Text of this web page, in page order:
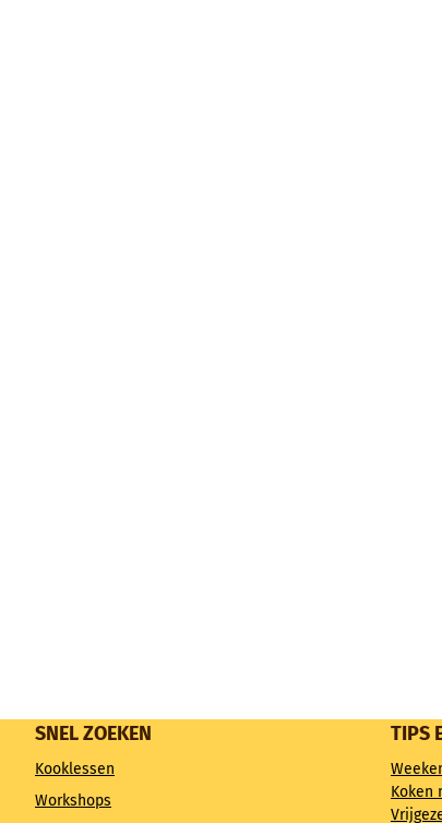
SNEL ZOEKEN
Kooklessen
Workshops
TIPS
Koken